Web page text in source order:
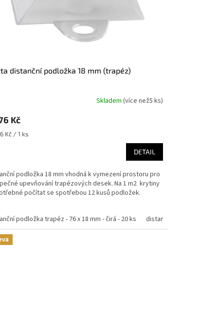
distanční podložka 18 mm (trapéz)
Skladem (více než5 ks)
Kč
Kč / 1 ks
DETAIL
podložka 18 mm vhodná k vymezení prostoru pro
upevňování trapézových desek. Na 1 m2 krytiny
počítat se spotřebou 12 kusů podložek.
podložka trapéz - 76 x 18 mm - čirá - 20 ks distanční podložka